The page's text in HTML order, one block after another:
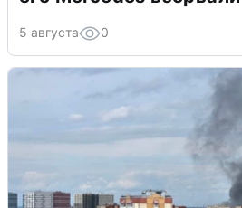
5 августа 0